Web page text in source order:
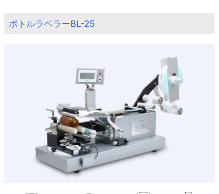
ボトルラベラーBL-25